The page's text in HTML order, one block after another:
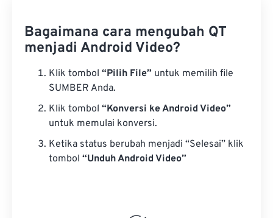
Bagaimana cara mengubah QT
menjadi Android Video?
Klik tombol “Pilih File” untuk memilih file
SUMBER Anda.
Klik tombol “Konversi ke Android Video”
untuk memulai konversi.
Ketika status berubah menjadi “Selesai” klik
tombol “Unduh Android Video”